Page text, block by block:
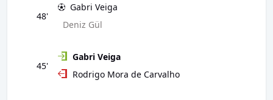
48'
Gabri Veiga
Deniz Gül
45'
Gabri Veiga
Rodrigo Mora de Carvalho